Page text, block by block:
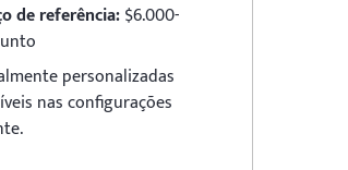
de referência:$6.000-
personalizadas
nas configurações